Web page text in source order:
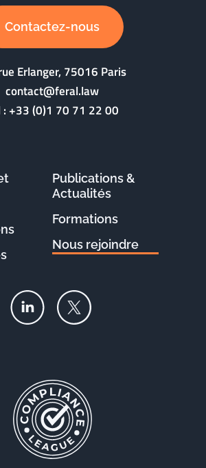
Contactez-nous
Erlanger, 75016 Paris
contact@feral.law
:+33 (0)1 70 71 22 00
Publications &
Actualités
Formations
Nous rejoindre